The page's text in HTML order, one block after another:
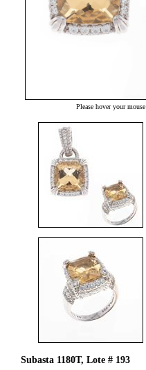
Please hover your
Subasta 1180T, Lote # 193